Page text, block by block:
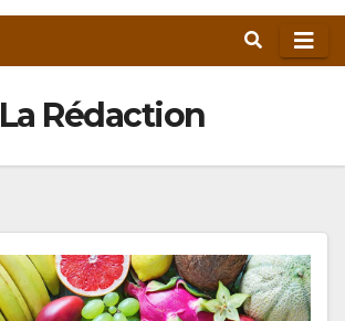
La Rédaction